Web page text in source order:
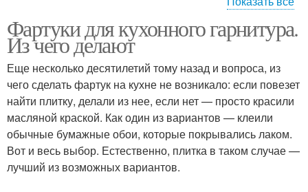
Фартуки для кухни
кухонного фартука
Стеклянный фартук Фартук на кухню
Фартуки для кухонного гарнитура.
Из чего делают
Еще несколько десятилетий тому назад и вопроса, из
чего сделать фартук на кухне не возникало: если повезет
найти плитку, делали из нее, если нет — просто красили
масляной краской. Как один из вариантов — клеили
обычные бумажные обои, которые покрывались лаком.
Вот и весь выбор. Естественно, плитка в таком случае —
лучший из возможных вариантов.